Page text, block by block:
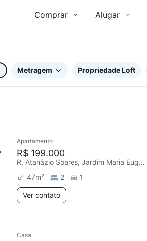
Comprar Alugar
Metragem Propriedade Loft
Chegou este mês
Apartamento
R$ 199.000
R. Atanázio Soares, Jardim Maria Eugênia
47m² 2 1
Ver contato
Casa